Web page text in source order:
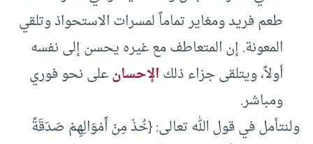
طعم فريد ومغاير تماماً لمسرات الاستحواذ وتلقي
المعونة. إن المتعاطف مع غيره يحسن إلى نفسه
أولاً، ويتلقى جزاء ذلكالإحسانعلى نحو فوري
ومباشر.
ولنتأمل في قول الله تعالى: {خُذْ مِنْ أَمْوَالِهِمْ صَدَقَةً